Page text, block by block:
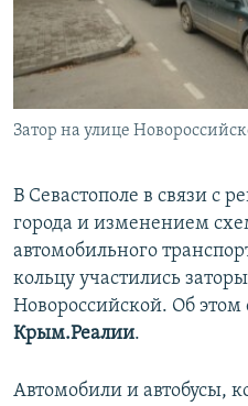
ПОБЕДИТЕЛЕЙ НЕ СУДЯТ?
КРЫМ.НЕПОКОРЕННЫЙ
УКРАИНСКАЯ ПРОБЛЕМА КРЫМА
ПРИСОЕДИНЯЙТЕСЬ!
Затор на улице
В Севастополе в связи с
города и изменением
автомобильного
кольцу участились
Новороссийской. Об
Крым.Реалии.
Автомобили и автобусы,